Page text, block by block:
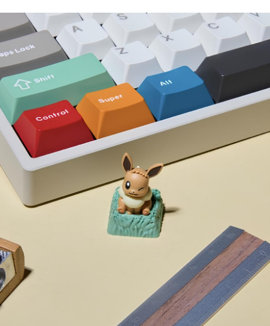
포켓몬 코리아가
이브이 키보드 키캡을 출시한다고 해!
한 쪽 눈을 감고 귀엽게 윙크하고 있는 이브이가
키보드 위에 쏙 박혀있는 해당 제품은
피카츄와 팬텀 등에 이어 어느덧 네 번째 출시야.
앞서 출시된 제품들은
이미 품절이 되었을 정도로 인기가 많으니
출시일에 맞춰 서둘러 구매하라구!
해당 제품은 2월 27일 오후 12시부터
판매될 예정이고 가격은 8만 원이며
구매는 포켓몬 스토어 온라인과
포켓몬 공식 브랜드 스토어에서 가능하다고 해!
포켓몬
무한 덕질을 장려하는 콜리 Colley 입니다!